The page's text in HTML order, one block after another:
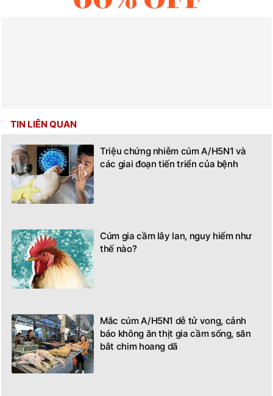
TIN LIÊN QUAN
Triệu chứng nhiễm cúm A/H5N1 và
các giai đoạn tiến triển của bệnh
Cúm gia cầm lây lan, nguy hiểm như
thế nào?
Mắc cúm A/H5N1 dễ tử vong, cảnh
báo không ăn thịt gia cầm sống, săn
bắt chim hoang dã